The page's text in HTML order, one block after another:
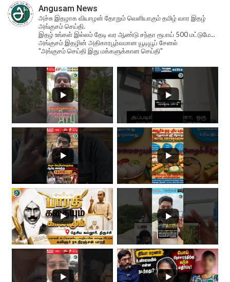
Angusam News
அச்சு இதழாக வியாழன் தோறும் வெளியாகும் தமிழ் வார இதழ்
அங்குசம் செய்தி.
இதழ் உங்கள் இல்லம் தேடி வர ஆண்டு சந்தா ரூபாய் 500 மட்டுமே...
அங்குசம் இதழின் அதிகாரபூர்வமான யூடியூப் சேனல்
"அங்குசம் செய்தி இது மக்களுக்கான செய்தி"